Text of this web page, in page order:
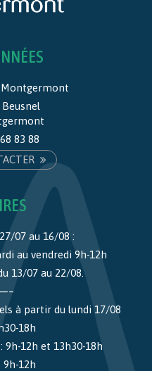
Beusnel
83 88
07 au 16/08 :
au vendredi 9h-12h
13/07 au 22/08.
à partir du lundi 17/08
18h
9h-12h et 13h30-18h
9h-12h